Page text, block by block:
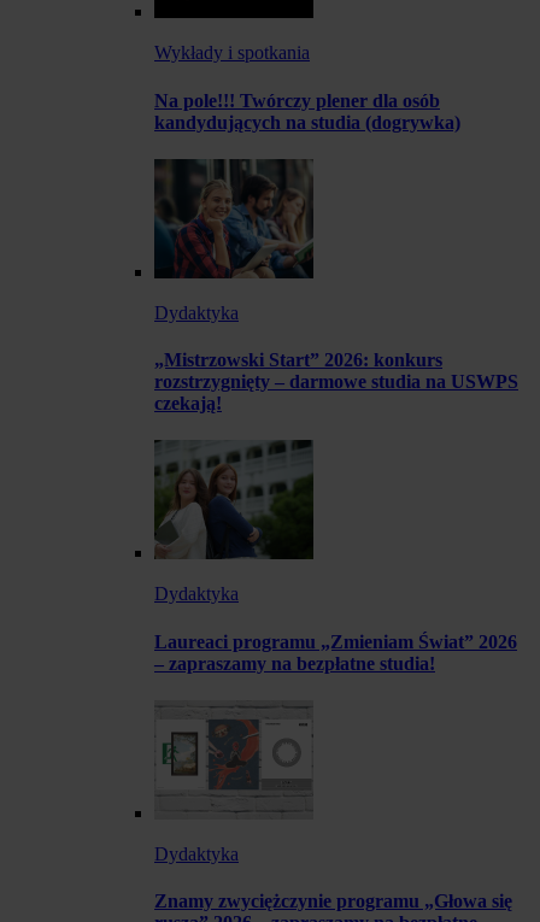
Wykłady i spotkania
Na pole!!! Twórczy plener dla osób
kandydujących na studia (dogrywka)
Dydaktyka
„Mistrzowski Start” 2026: konkurs
rozstrzygnięty – darmowe studia na USWPS
czekają!
Dydaktyka
Laureaci programu „Zmieniam Świat” 2026
– zapraszamy na bezpłatne studia!
Dydaktyka
Znamy zwyciężczynie programu „Głowa się